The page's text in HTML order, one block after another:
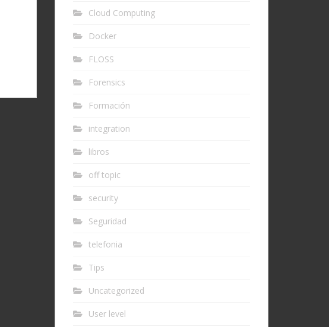
Cloud Computing
Docker
FLOSS
Forensics
Formación
integration
libros
off topic
security
Seguridad
telefonia
Tips
Uncategorized
User level